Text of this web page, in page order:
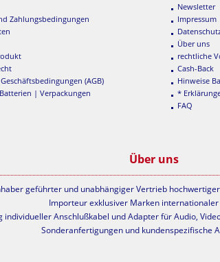
Zahlungsbedingungen
(AGB)
| Verpackungen
Newsletter
Impressum
Über uns
rechtliche
Cash-Back
Hinweise
*
FAQ
Über uns
geführter und unabhängiger Vertrieb
Importeur exklusiver Marken
individueller Anschlußkabel und Adapter für Audio,
Sonderanfertigungen und kundenspezifische